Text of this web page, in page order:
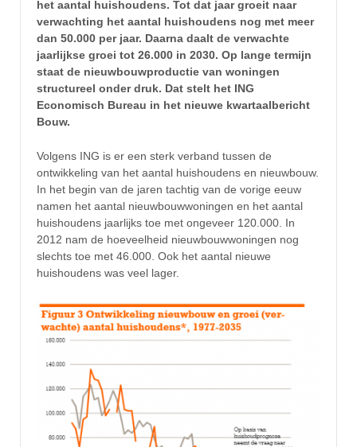
het aantal huishoudens. Tot dat jaar groeit naar
verwachting het aantal huishoudens nog met meer
dan 50.000 per jaar. Daarna daalt de verwachte
jaarlijkse groei tot 26.000 in 2030. Op lange termijn
staat de nieuwbouwproductie van woningen
structureel onder druk. Dat stelt het ING
Economisch Bureau in het nieuwe kwartaalbericht
Bouw.
Volgens ING is er een sterk verband tussen de
ontwikkeling van het aantal huishoudens en nieuwbouw.
In het begin van de jaren tachtig van de vorige eeuw
namen het aantal nieuwbouwwoningen en het aantal
huishoudens jaarlijks toe met ongeveer 120.000. In
2012 nam de hoeveelheid nieuwbouwwoningen nog
slechts toe met 46.000. Ook het aantal nieuwe
huishoudens was veel lager.